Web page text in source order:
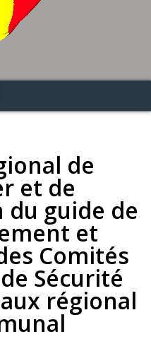
de
et de
guide de
et
Comités
Sécurité
régional